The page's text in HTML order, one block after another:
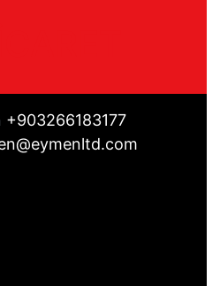
+903266183177